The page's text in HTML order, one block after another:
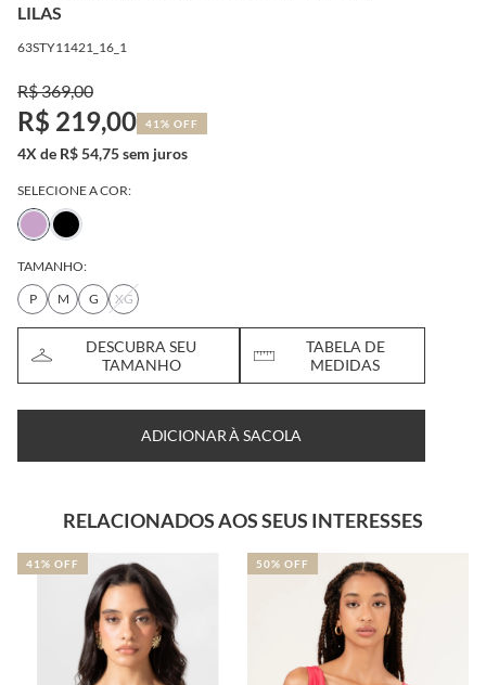
LILAS
63STY11421_16_1
R$ 369,00
R$ 219,00 41% OFF
4X de R$ 54,75 sem juros
SELECIONE A COR:
TAMANHO:
P
M G XG
DESCUBRA SEU
TAMANHO
TABELA DE
MEDIDAS
ADICIONAR À SACOLA
RELACIONADOS AOS SEUS INTERESSES
41% OFF 50% OFF